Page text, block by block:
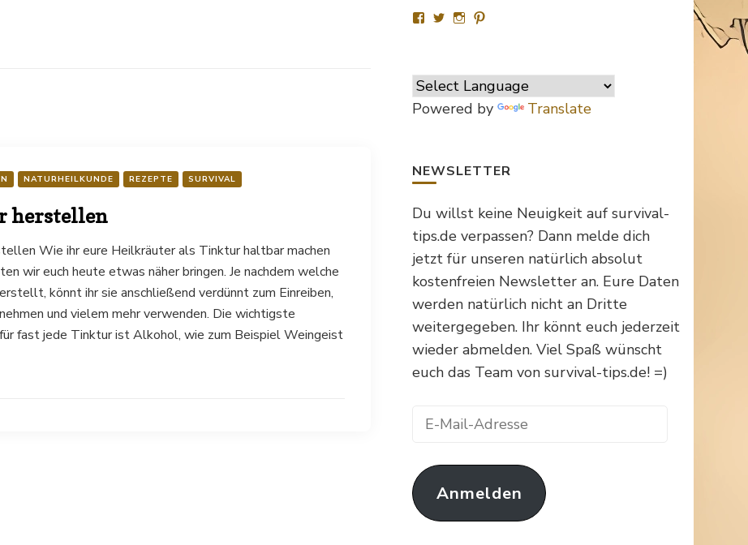
NATURHEILKUNDE REZEPTE SURVIVAL
herstellen
Wie ihr eure Heilkräuter als Tinktur haltbar machen
wir euch heute etwas näher bringen. Je nachdem welche
könnt ihr sie anschließend verdünnt zum Einreiben,
und vielem mehr verwenden. Die wichtigste
fast jede Tinktur ist Alkohol, wie zum Beispiel Weingeist
Profil
anzeigen
Profil
anzeigen
Profil
anzeigen
Profil
Pinterest
anzeigen
Powered by Translate
NEWSLETTER
Du willst keine Neuigkeit auf survival-
tips.de verpassen? Dann melde dich
jetzt für unseren natürlich absolut
kostenfreien Newsletter an. Eure Daten
werden natürlich nicht an Dritte
weitergegeben. Ihr könnt euch jederzeit
wieder abmelden. Viel Spaß wünscht
euch das Team von survival-tips.de! =)
Adresse
Anmelden